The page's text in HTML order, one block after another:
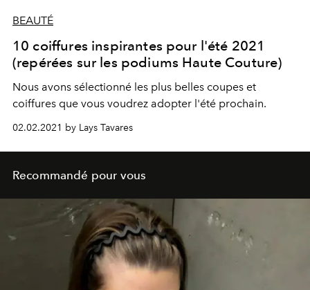
BEAUTÉ
10 coiffures inspirantes pour l'été 2021
(repérées sur les podiums Haute Couture)
Nous avons sélectionné les plus belles coupes et
coiffures que vous voudrez adopter l'été prochain.
02.02.2021 by Lays Tavares
Recommandé pour vous